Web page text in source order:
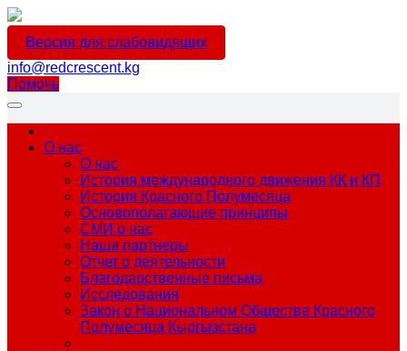
Версия для слабовидящих
info@redcrescent.kg
Помочь
О нас
О нас
История международного движения КК и КП
История Красного Полумесяца
Основополагающие принципы
СМИ о нас
Наши партнеры
Отчет о деятельности
Благодарственные письма
Исследования
Закон о Национальном Обществе Красного
Полумесяца Кыргызстана